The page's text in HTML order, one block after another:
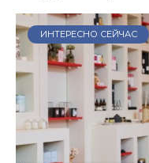
ИНТЕРЕСНО СЕЙЧАС